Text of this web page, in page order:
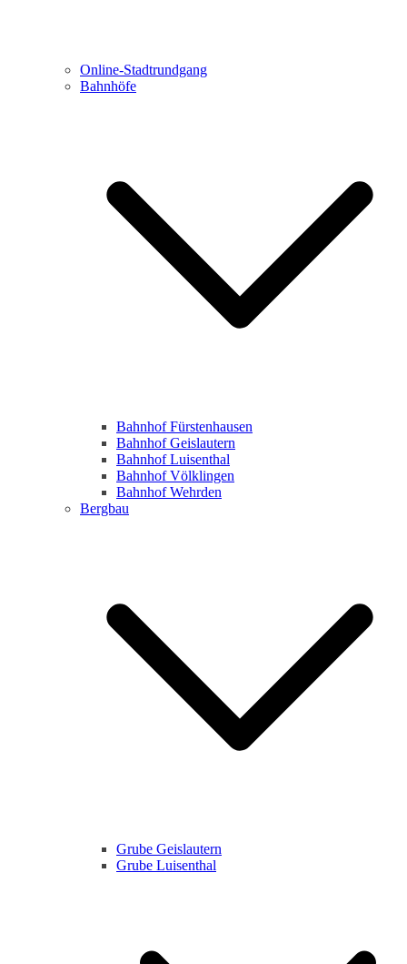
Online-Stadtrundgang
Bahnhöfe
Bahnhof Fürstenhausen
Bahnhof Geislautern
Bahnhof Luisenthal
Bahnhof Völklingen
Bahnhof Wehrden
Bergbau
Grube Geislautern
Grube Luisenthal